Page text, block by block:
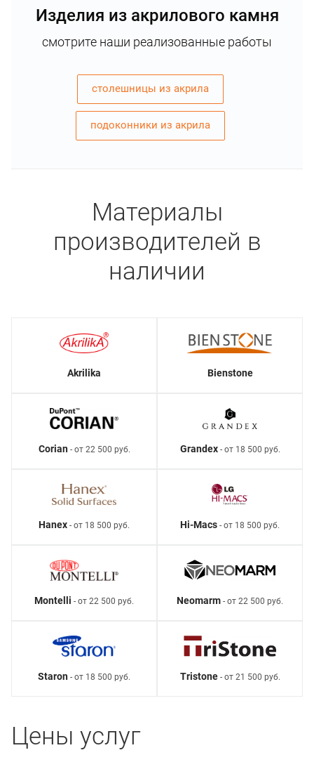
Изделия из акрилового камня
смотрите наши реализованные работы
столешницы из акрила
подоконники из акрила
Материалы
производителей в
наличии
Akrilika Bienstone
Corian- от 22 500 руб. Grandex- от 18 500 руб.
Hanex - от 18 500 руб. Hi-Macs - от 18 500 руб.
Montelli - от 22 500 руб. Neomarm - от 22 500 руб.
Staron - от 18 500 руб. Tristone- от 21 500 руб.
Цены услуг